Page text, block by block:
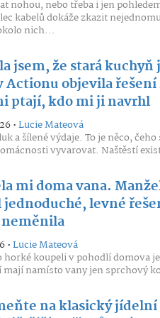
nohou, nebo třeba i jen
kabelů dokáže zkazit
nich...
jsem, že stará kuchyň
Actionu objevila řešení
ptají, kdo mi ji navrhl
•Lucie Mateová
a šílené výdaje. To je něco,
vyvarovat. Naštěstí
mi doma vana.
levné
•Lucie Mateová
horké koupeli v pohodlí domova
namísto vany jen sprchový
na klasický